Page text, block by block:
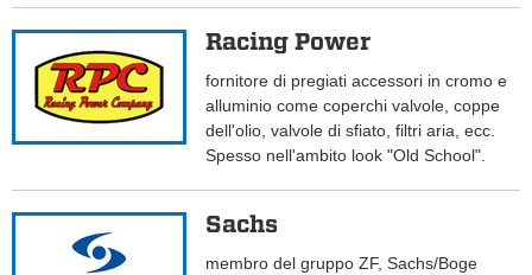
Racing Power
fornitore di pregiati accessori in cromo e
alluminio come coperchi valvole, coppe
dell'olio, valvole di sfiato, filtri aria, ecc.
Spesso nell'ambito look "Old School".
Sachs
membro del gruppo ZF, Sachs/Boge